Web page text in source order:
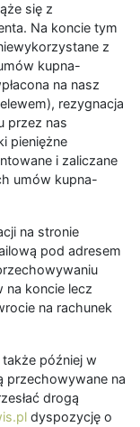
się z
Na koncie tym
z
kupna-
na nasz
rezygnacja
przez nas
pieniężne
i zaliczane
umów kupna-
na stronie
pod adresem
koncie lecz
na rachunek
później w
przechowywane na
drogą
dyspozycję o